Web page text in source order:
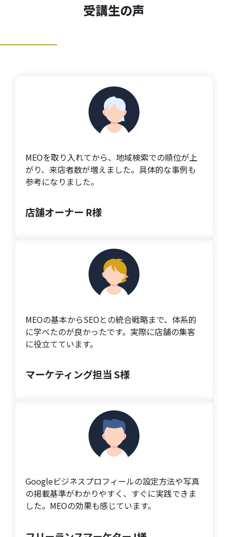
受講生の声
MEOを取り入れてから、地域検索での順位が上
がり、来店者数が増えました。具体的な事例も
参考になりました。
店舗オーナー R様
MEOの基本からSEOとの統合戦略まで、体系的
に学べたのが良かったです。実際に店舗の集客
に役立てています。
マーケティング担当 S様
Googleビジネスプロフィールの設定方法や写真
の掲載基準がわかりやすく、すぐに実践できま
した。MEOの効果も感じています。